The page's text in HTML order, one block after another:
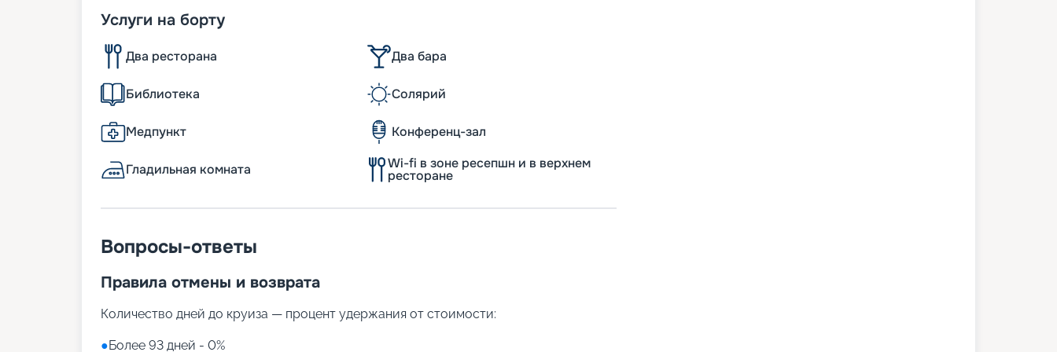
Услуги на борту
Два ресторана Два бара
Библиотека Солярий
Медпункт Конференц-зал
Гладильная комната Wi-fi в зоне ресепшн и в верхнем
ресторане
Вопросы-ответы
Правила отмены и возврата
Количество дней до круиза — процент удержания от стоимости:
●Более 93 дней - 0%